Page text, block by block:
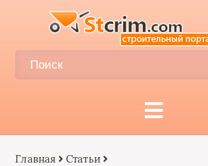
Главная Статьи